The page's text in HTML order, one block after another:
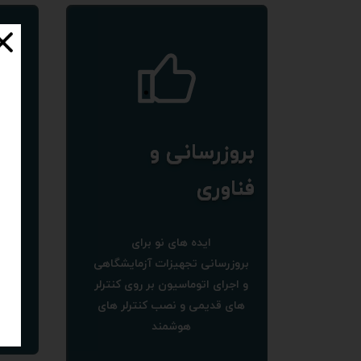
بروزرسانی و
فناوری​​​​​​​
ایده های نو برای
​​​​​​​بروزرسانی تجهیزات آزمایشگاهی
و اجرای اتوماسیون بر روی کنترلر
های قدیمی و نصب کنترلر های
هوشمند​​​​​​​